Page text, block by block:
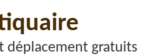
déplacement gratuits